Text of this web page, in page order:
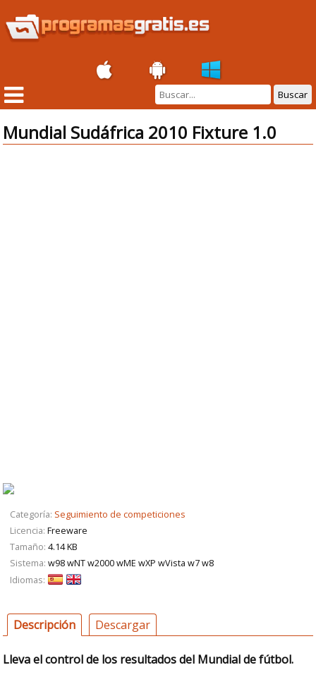
Buscar
Mundial Sudáfrica 2010 Fixture 1.0
Categoría: Seguimiento de competiciones
Licencia: Freeware
Tamaño: 4.14 KB
Sistema: w98 wNT w2000 wME wXP wVista w7 w8
Idiomas:
Descripción Descargar
Lleva el control de los resultados del Mundial de fútbol.